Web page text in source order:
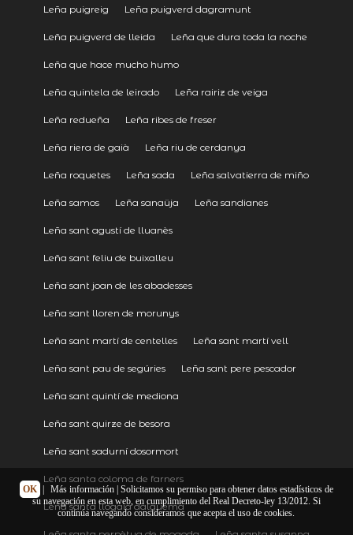
Leña puigreig Leña puigverd dagramunt
Leña puigverd de lleida Leña que dura toda la noche
Leña que hace mucho humo
Leña quintela de leirado Leña rairiz de veiga
Leña redueña Leña ribes de freser
Leña riera de gaià Leña riu de cerdanya
Leña roquetes Leña sada Leña salvatierra de miño
Leña samos Leña sanaüja Leña sandianes
Leña sant agustí de lluanès
Leña sant feliu de buixalleu
Leña sant joan de les abadesses
Leña sant lloren de morunys
Leña sant martí de centelles Leña sant martí vell
Leña sant pau de segúries Leña sant pere pescador
Leña sant quintí de mediona
Leña sant quirze de besora
Leña sant sadurní dosormort
Leña santa coloma de farners
Leña santa llogaia dàlguema
OK Más información| Solicitamos su permiso para obtener datos estadísticos de
su navegación en esta web, en cumplimiento del Real Decreto-ley 13/2012. Si
continúa navegando consideramos que acepta el uso de cookies.